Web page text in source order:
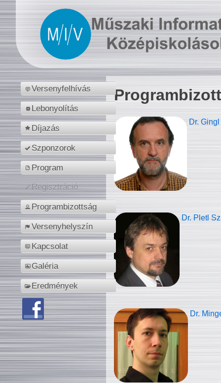
Versenyfelhívás
Lebonyolítás
Díjazás
Szponzorok
Program
Regisztráció
Programbizottság
Versenyhelyszín
Kapcsolat
Galéria
Eredmények
Dr.
Dr. Pletl
Dr.